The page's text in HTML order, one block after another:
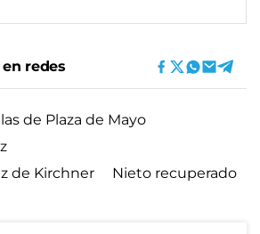
redes
de Plaza de Mayo
de Kirchner
Nieto recuperado